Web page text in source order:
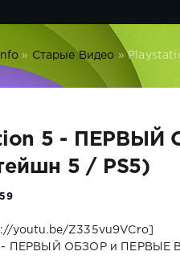
» Старые Видео »
5 -
5 / PS5)
youtu.be/Z335vu9VCro]
- ПЕРВЫЙ ОБЗОР и ПЕРВЫЕ